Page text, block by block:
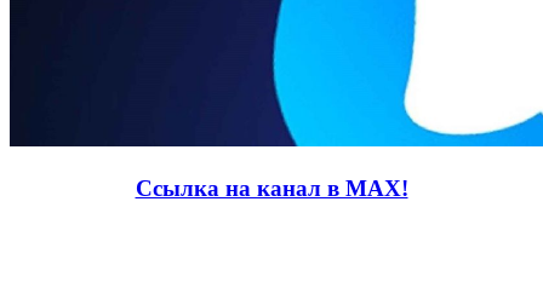
Ссылка на канал в MAX!